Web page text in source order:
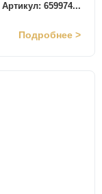
Артикул: 659974...
Подробнее >